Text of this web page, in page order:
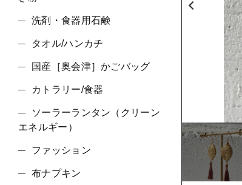
洗剤・食器用石鹸
タオル/ハンカチ
国産［奥会津］かごバッグ
カトラリー/食器
ソーラーランタン（クリーン
エネルギー）
ファッション
布ナプキン
並び順